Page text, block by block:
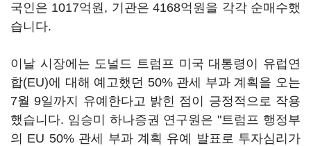
국인은 1017억원, 기관은 4168억원을 각각 순매수했
습니다.
이날 시장에는 도널드 트럼프 미국 대통령이 유럽연
합(EU)에 대해 예고했던 50% 관세 부과 계획을 오는
7월 9일까지 유예한다고 밝힌 점이 긍정적으로 작용
했습니다. 임승미 하나증권 연구원은 "트럼프 행정부
의 EU 50% 관세 부과 계획 유예 발표로 투자심리가